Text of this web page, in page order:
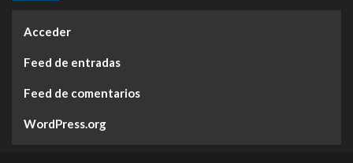
Acceder
Feed de entradas
Feed de comentarios
WordPress.org